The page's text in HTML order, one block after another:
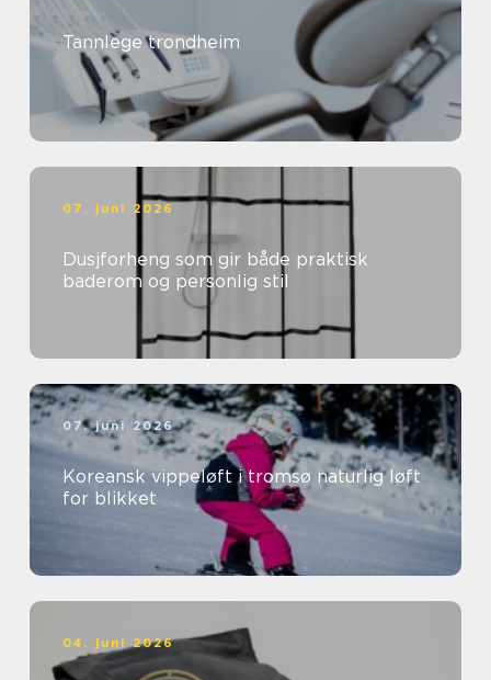
Tannlege trondheim
07. juni 2026
Dusjforheng som gir både praktisk
baderom og personlig stil
07. juni 2026
Koreansk vippeløft i tromsø naturlig løft
for blikket
04. juni 2026